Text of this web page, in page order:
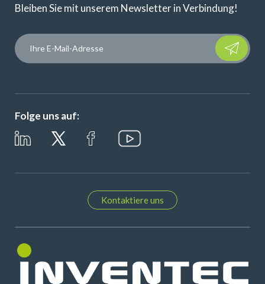
Bleiben Sie mit unserem Newsletter in Verbindung!
Please
Folge uns auf:
Kontaktiere uns